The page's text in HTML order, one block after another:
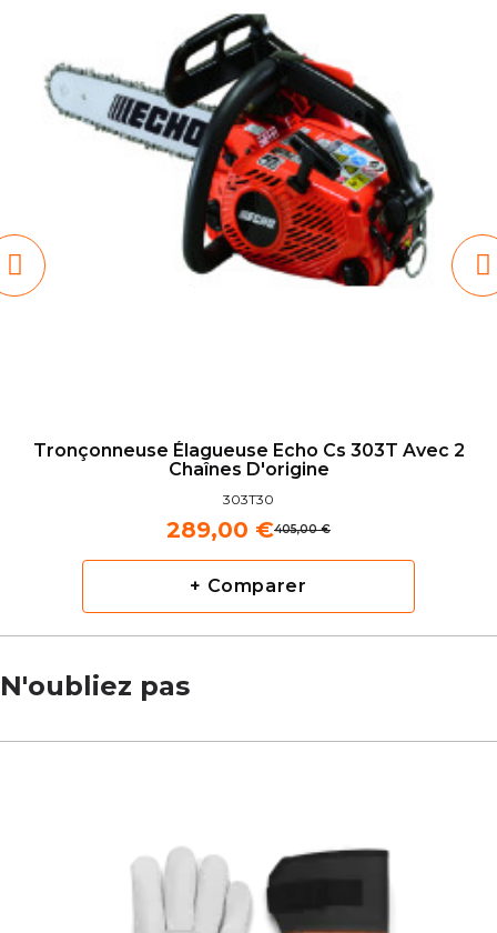
Tronçonneuse Élagueuse Echo Cs 303T Avec 2
Chaînes D'origine
303T30
405,00 €
289,00 €
+ Comparer
N'oubliez pas